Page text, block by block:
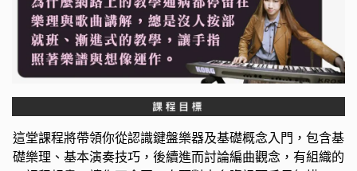
這堂課程將帶領你從認識鍵盤樂器及基礎概念入門，包含基
礎樂理、基本演奏技巧，後續進而討論編曲觀念，有組織的